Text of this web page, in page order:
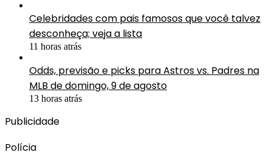
Celebridades com pais famosos que você talvez
desconheça; veja a lista
11 horas atrás
Odds, previsão e picks para Astros vs. Padres na
MLB de domingo, 9 de agosto
13 horas atrás
Publicidade
Polícia